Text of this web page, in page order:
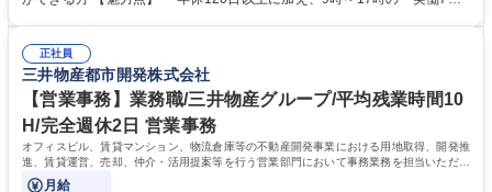
年休120日/デスクワーク中心で残業少なめ
整、資料作成、当日の運営サポート 学歴・資格 学歴：大学院 大学 語学
力： 資格：
正社員
三井物産都市開発株式会社
【営業事務】業務職/三井物産グループ/平均残業時間10
H/完全週休2日 営業事務
オフィスビル、賃貸マンション、物流倉庫等の不動産開発事業における用地取得、開発推
進、賃貸運営、売却、仲介・活用提案等を行う営業部門において事務業務を担当いただき
ます。
月給